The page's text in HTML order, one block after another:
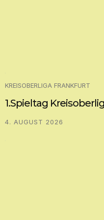
KREISOBERLIGA FRANKFURT
1.Spieltag
4. AUGUST 2026